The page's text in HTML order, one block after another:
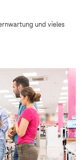
und vieles